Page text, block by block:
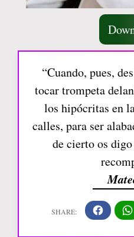
“Cuando, pues,
tocar trompeta
los hipócritas en
calles, para ser
de cierto os